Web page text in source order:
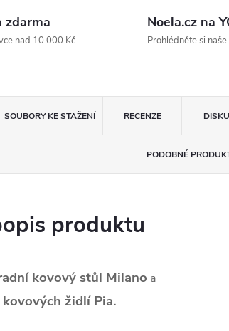
zdarma
nad 10 000 Kč.
Noela.cz na
Prohlédněte si
SOUBORY KE STAŽENÍ RECENZE
PODOBNÉ
produktu
kovový stůl Milano a
židlí Pia.